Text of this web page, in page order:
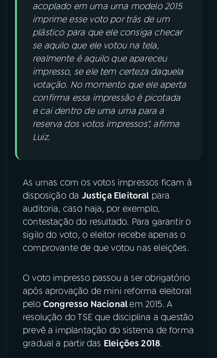
acoplado em uma urna modelo 2015
imprime esse voto por trás de um
plástico para que ele consiga checar
se aquilo que ele votou na tela,
realmente é aquilo que apareceu
impresso, se ele tem certeza daquela
votação. No momento que ele aperta
confirma essa impressão é picotada
e cai dentro de uma urna para a
reserva dos votos impressos", afirma
Luiz.
As urnas com os votos impressos ficam à
disposição da Justiça Eleitoral para
auditoria, caso haja, por exemplo,
contestação do resultado. Para garantir o
sigilo do voto, o eleitor recebe apenas o
comprovante de que votou nas eleições.
O voto impresso passou a ser obrigatório
após aprovação de mini reforma eleitoral
pelo Congresso Nacionalem 2015. A
resolução do TSE que disciplina a questão
prevê a implantação do sistema de forma
gradual a partir das Eleições 2018.